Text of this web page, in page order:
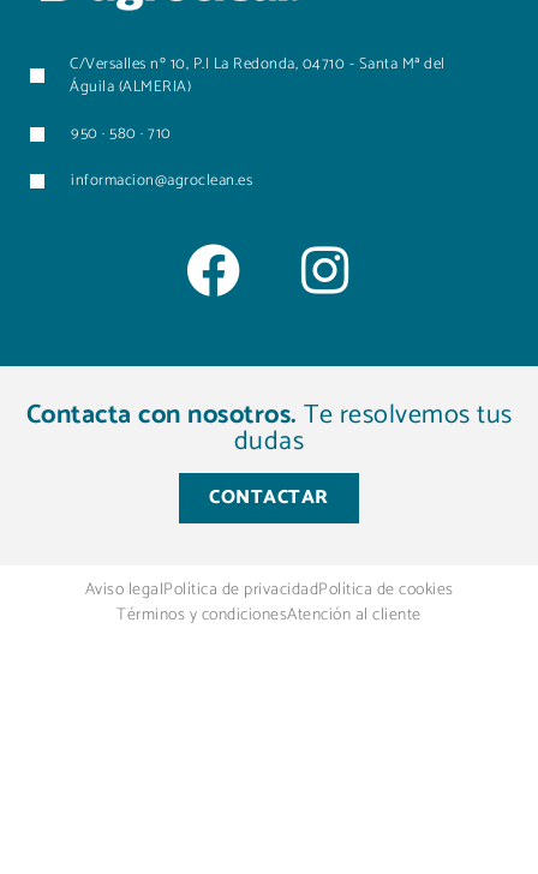
C/Versalles nº 10, P.I La Redonda, 04710 - Santa Mª del
Águila (ALMERIA)
950 · 580 · 710
informacion@agroclean.es
Contacta con nosotros.Te resolvemos tus
dudas
CONTACTAR
Aviso legalPolítica de privacidadPolítica de cookies
Términos y condicionesAtención al cliente